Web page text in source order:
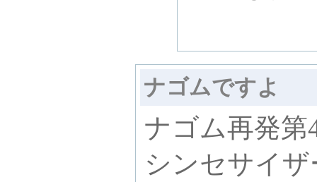
ナゴムですよ
ナゴム再発第
シンセサイ